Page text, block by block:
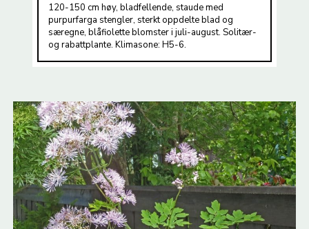
120-150 cm høy, bladfellende, staude med
purpurfarga stengler, sterkt oppdelte blad og
særegne, blåfiolette blomster i juli-august. Solitær-
og rabattplante. Klimasone: H5-6.